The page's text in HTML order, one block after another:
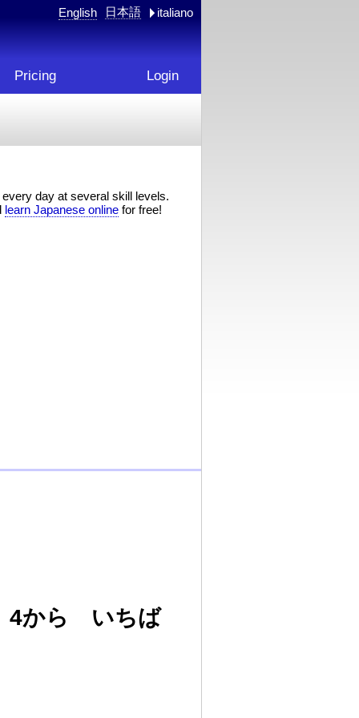
English 日本語 italiano
Pricing Login
day at several skill levels.
learn Japanese online for free!
4から いちば